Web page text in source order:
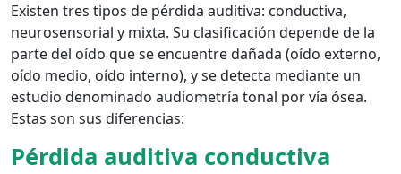
Existen tres tipos de pérdida auditiva: conductiva,
neurosensorial y mixta. Su clasificación depende de la
parte del oído que se encuentre dañada (oído externo,
oído medio, oído interno), y se detecta mediante un
estudio denominado audiometría tonal por vía ósea.
Estas son sus diferencias:
Pérdida auditiva conductiva